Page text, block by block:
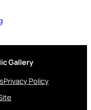
Gallery
Privacy Policy